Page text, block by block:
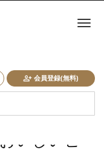
会員登録(無料)
ナ
いしいビ